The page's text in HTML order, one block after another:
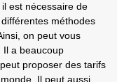
est nécessaire de
méthodes
on peut vous
Il a beaucoup
proposer des tarifs
Il peut aussi